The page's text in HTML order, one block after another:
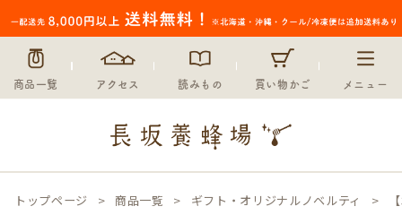
商品一覧 アクセス 読みもの 買い物かご メニュー
トップページ 商品一覧 ギフト・オリジナルノベルティ